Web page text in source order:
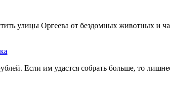
улицы Оргеева от бездомных животных и
Если им удастся собрать больше, то